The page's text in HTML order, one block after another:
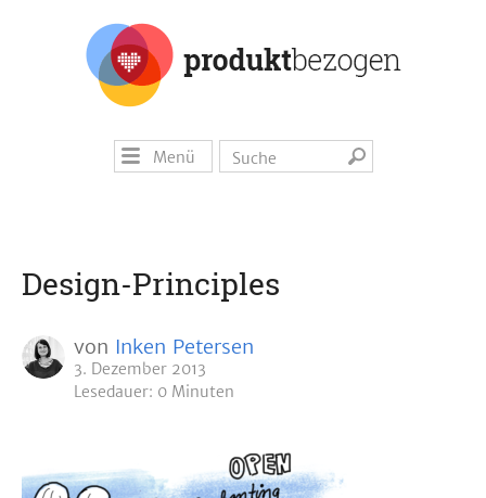
Menü
Design-Principles
von Inken Petersen
3. Dezember 2013
Lesedauer: 0 Minuten